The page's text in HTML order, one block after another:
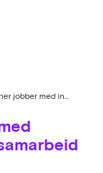
1 av 4 kommuner jobber med innovative anskaffelser i samarbeid med LUP